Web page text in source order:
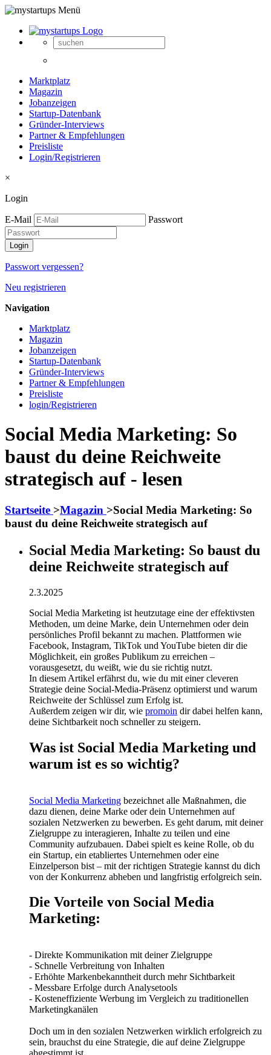
Marktplatz
Magazin
Jobanzeigen
Startup-Datenbank
Gründer-Interviews
Partner & Empfehlungen
Preisliste
Login/Registrieren
×
Login
E-Mail Passwort
Passwort vergessen?
Neu registrieren
Navigation
Marktplatz
Magazin
Jobanzeigen
Startup-Datenbank
Gründer-Interviews
Partner & Empfehlungen
Preisliste
login/Registrieren
Social Media Marketing: So
baust du deine Reichweite
strategisch auf - lesen
Startseite >Magazin >Social Media Marketing: So
baust du deine Reichweite strategisch auf
Social Media Marketing: So baust du
deine Reichweite strategisch auf
2.3.2025
Social Media Marketing ist heutzutage eine der effektivsten
Methoden, um deine Marke, dein Unternehmen oder dein
persönliches Profil bekannt zu machen. Plattformen wie
Facebook, Instagram, TikTok und YouTube bieten dir die
Möglichkeit, ein großes Publikum zu erreichen –
vorausgesetzt, du weißt, wie du sie richtig nutzt.
In diesem Artikel erfährst du, wie du mit einer cleveren
Strategie deine Social-Media-Präsenz optimierst und warum
Reichweite der Schlüssel zum Erfolg ist.
Außerdem zeigen wir dir, wie promoin dir dabei helfen kann,
deine Sichtbarkeit noch schneller zu steigern.
Was ist Social Media Marketing und
warum ist es so wichtig?
Social Media Marketing bezeichnet alle Maßnahmen, die
dazu dienen, deine Marke oder dein Unternehmen auf
sozialen Netzwerken zu bewerben. Es geht darum, mit deiner
Zielgruppe zu interagieren, Inhalte zu teilen und eine
Community aufzubauen. Dabei spielt es keine Rolle, ob du
ein Startup, ein etabliertes Unternehmen oder eine
Einzelperson bist – mit der richtigen Strategie kannst du dich
von der Konkurrenz abheben und langfristig erfolgreich sein.
Die Vorteile von Social Media
Marketing:
- Direkte Kommunikation mit deiner Zielgruppe
- Schnelle Verbreitung von Inhalten
- Erhöhte Markenbekanntheit durch mehr Sichtbarkeit
- Messbare Erfolge durch Analysetools
- Kosteneffiziente Werbung im Vergleich zu traditionellen
Marketingkanälen
Doch um in den sozialen Netzwerken wirklich erfolgreich zu
sein, brauchst du eine Strategie, die auf deine Zielgruppe